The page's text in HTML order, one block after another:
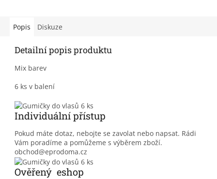
Popis Diskuze
Detailní popis produktu
Mix barev
6 ks v balení
Individuální přístup
Pokud máte dotaz, nebojte se zavolat nebo napsat. Rádi
Vám poradíme a pomůžeme s výběrem zboží.
obchod@eprodoma.cz
Ověřený eshop